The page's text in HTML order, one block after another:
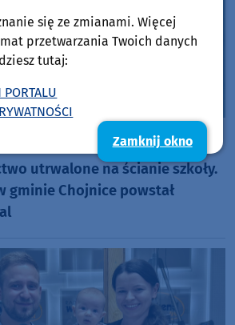
utrwalone na ścianie szkoły.
gminie Chojnice powstał
się ze zmianami. Więcej
przetwarzania Twoich danych
tutaj:
Zamknij okno